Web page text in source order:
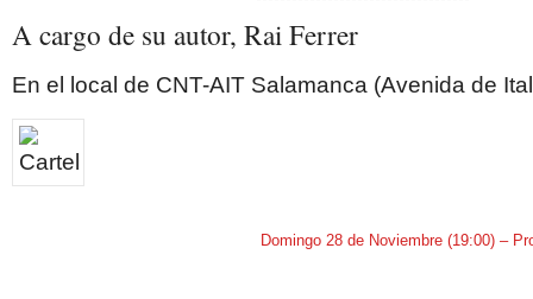
A cargo de su autor, Rai Ferrer
En el local de CNT-AIT Salamanca (Avenida de
Domingo 28 de Noviembre (19:00) –